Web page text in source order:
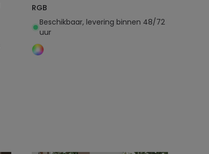
RGB
Beschikbaar, levering binnen 48/72
uur